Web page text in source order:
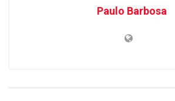
Paulo Barbosa